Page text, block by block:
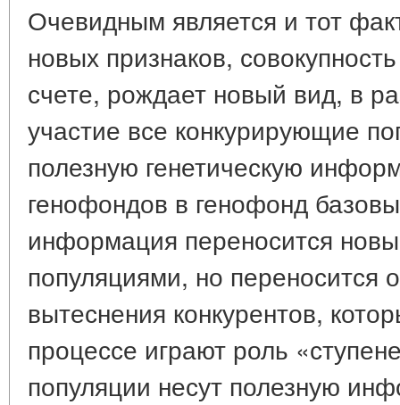
Очевидным является и тот
новых признаков,
счете, рождает новый вид, в
участие все конкурирующие
полезную генетическую
генофондов в генофонд
информация переносится
популяциями, но переносится
вытеснения конкурентов,
процессе играют роль
популяции несут полезную